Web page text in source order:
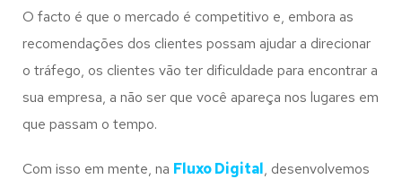
O facto é que o mercado é competitivo e, embora as
recomendações dos clientes possam ajudar a direcionar
o tráfego, os clientes vão ter dificuldade para encontrar a
sua empresa, a não ser que você apareça nos lugares em
que passam o tempo.
Com isso em mente, na Fluxo Digital, desenvolvemos